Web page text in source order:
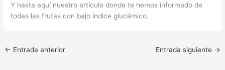
Y hasta aquí nuestro artículo donde te hemos informado de
todas las frutas con bajo índice glucémico.
← Entrada anterior Entrada siguiente →